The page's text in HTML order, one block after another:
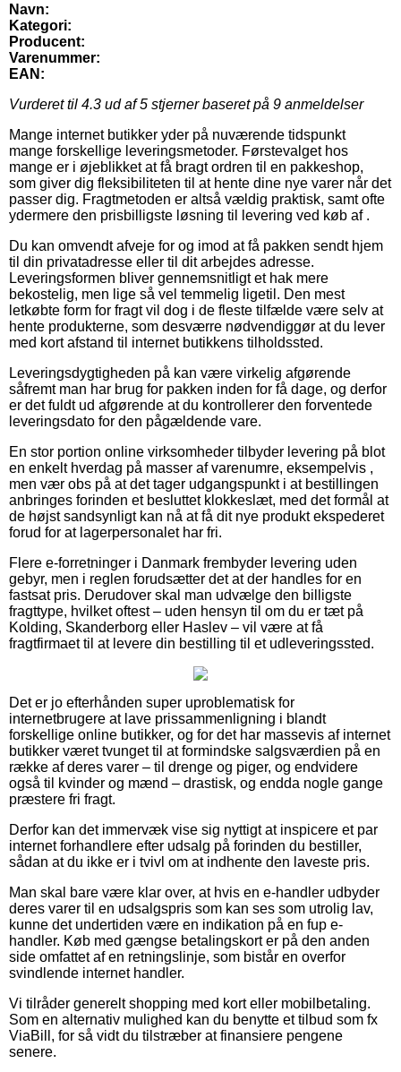
Navn:
Kategori:
Producent:
Varenummer:
EAN:
Vurderet til 4.3 ud af 5 stjerner baseret på 9 anmeldelser
Mange internet butikker yder på nuværende tidspunkt
mange forskellige leveringsmetoder. Førstevalget hos
mange er i øjeblikket at få bragt ordren til en pakkeshop,
som giver dig fleksibiliteten til at hente dine nye varer når det
passer dig. Fragtmetoden er altså vældig praktisk, samt ofte
ydermere den prisbilligste løsning til levering ved køb af .
Du kan omvendt afveje for og imod at få pakken sendt hjem
til din privatadresse eller til dit arbejdes adresse.
Leveringsformen bliver gennemsnitligt et hak mere
bekostelig, men lige så vel temmelig ligetil. Den mest
letkøbte form for fragt vil dog i de fleste tilfælde være selv at
hente produkterne, som desværre nødvendiggør at du lever
med kort afstand til internet butikkens tilholdssted.
Leveringsdygtigheden på kan være virkelig afgørende
såfremt man har brug for pakken inden for få dage, og derfor
er det fuldt ud afgørende at du kontrollerer den forventede
leveringsdato for den pågældende vare.
En stor portion online virksomheder tilbyder levering på blot
en enkelt hverdag på masser af varenumre, eksempelvis ,
men vær obs på at det tager udgangspunkt i at bestillingen
anbringes forinden et besluttet klokkeslæt, med det formål at
de højst sandsynligt kan nå at få dit nye produkt ekspederet
forud for at lagerpersonalet har fri.
Flere e-forretninger i Danmark frembyder levering uden
gebyr, men i reglen forudsætter det at der handles for en
fastsat pris. Derudover skal man udvælge den billigste
fragttype, hvilket oftest – uden hensyn til om du er tæt på
Kolding, Skanderborg eller Haslev – vil være at få
fragtfirmaet til at levere din bestilling til et udleveringssted.
Det er jo efterhånden super uproblematisk for
internetbrugere at lave prissammenligning i blandt
forskellige online butikker, og for det har massevis af internet
butikker været tvunget til at formindske salgsværdien på en
række af deres varer – til drenge og piger, og endvidere
også til kvinder og mænd – drastisk, og endda nogle gange
præstere fri fragt.
Derfor kan det immervæk vise sig nyttigt at inspicere et par
internet forhandlere efter udsalg på forinden du bestiller,
sådan at du ikke er i tvivl om at indhente den laveste pris.
Man skal bare være klar over, at hvis en e-handler udbyder
deres varer til en udsalgspris som kan ses som utrolig lav,
kunne det undertiden være en indikation på en fup e-
handler. Køb med gængse betalingskort er på den anden
side omfattet af en retningslinje, som bistår en overfor
svindlende internet handler.
Vi tilråder generelt shopping med kort eller mobilbetaling.
Som en alternativ mulighed kan du benytte et tilbud som fx
ViaBill, for så vidt du tilstræber at finansiere pengene
senere.